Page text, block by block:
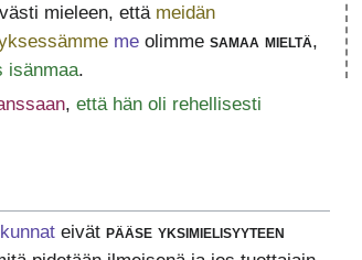
mieleen, että meidän
meolimme samaa mieltä,
isänmaa.
, että hän oli rehellisesti
eivät pääse yksimielisyyteen